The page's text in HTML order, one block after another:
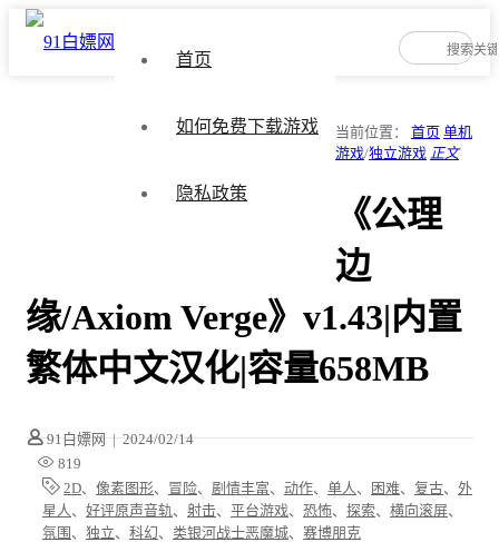
首页
如何免费下载游戏
隐私政策
当前位置： 首页 单机
游戏/独立游戏 正文
《公理
边
缘/Axiom Verge》v1.43|内置
繁体中文汉化|容量658MB
91白嫖网 | 2024/02/14
819
2D、 像素图形、 冒险、 剧情丰富、 动作、 单人 、 困难、 复古、 外
星人 、 好评原声音轨 、 射击、 平台游戏、 恐怖、 探索、 横向滚屏、
氛围 、 独立、 科幻、 类银河战士恶魔城、 赛博朋克